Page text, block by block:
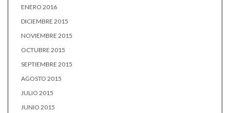
ENERO 2016
DICIEMBRE 2015
NOVIEMBRE 2015
OCTUBRE 2015
SEPTIEMBRE 2015
AGOSTO 2015
JULIO 2015
JUNIO 2015